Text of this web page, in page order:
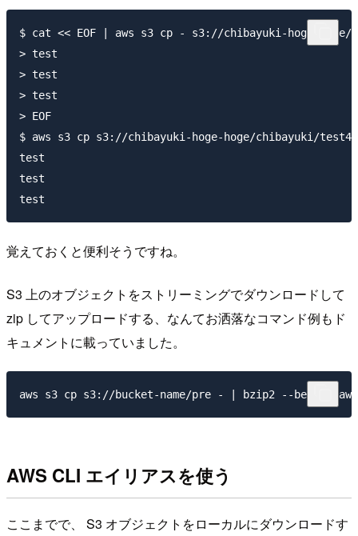
$ cat << EOF | aws s3 cp - s3://chibayuki-hoge-
> test
> test
> test
> EOF
$ aws s3 cp s3://chibayuki-hoge-hoge/chibayuki/
test
test
覚えておくと便利そうですね。
S3 上のオブジェクトをストリーミングでダウンロードして
zip してアップロードする、なんてお洒落なコマンド例もド
キュメントに載っていました。
AWS CLI エイリアスを使う
ここまでで、 S3 オブジェクトをローカルにダウンロードす